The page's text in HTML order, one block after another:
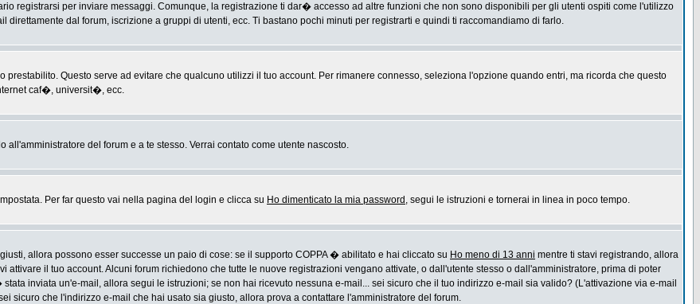
registrarsi per inviare messaggi. Comunque, la registrazione ti dar� accesso ad altre funzioni che non sono disponibili per gli utenti ospiti come l'utilizzo
dal forum, iscrizione a gruppi di utenti, ecc. Ti bastano pochi minuti per registrarti e quindi ti raccomandiamo di farlo.
prestabilito. Questo serve ad evitare che qualcuno utilizzi il tuo account. Per rimanere connesso, seleziona l'opzione quando entri, ma ricorda che questo
caf�, universit�, ecc.
all'amministratore del forum e a te stesso. Verrai contato come utente nascosto.
Per far questo vai nella pagina del login e clicca su Ho dimenticato la mia password , segui le istruzioni e tornerai in linea in poco tempo.
allora possono esser successe un paio di cose: se il supporto COPPA � abilitato e hai cliccato su Ho meno di 13 anni mentre ti stavi registrando, allora
il tuo account. Alcuni forum richiedono che tutte le nuove registrazioni vengano attivate, o dall'utente stesso o dall'amministratore, prima di poter
inviata un'e-mail, allora segui le istruzioni; se non hai ricevuto nessuna e-mail... sei sicuro che il tuo indirizzo e-mail sia valido? (L'attivazione via e-mail
sicuro che l'indirizzo e-mail che hai usato sia giusto, allora prova a contattare l'amministratore del forum.